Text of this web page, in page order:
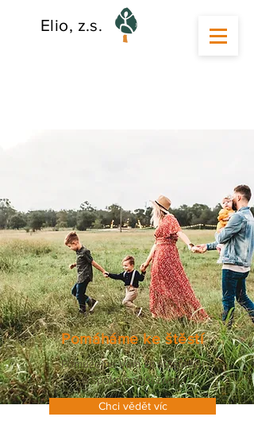
Elio, z.s.
Pomáháme ke štěstí
Pomůžeme Vám žít šťastnější
a spokojenější život.
Chci vědět víc